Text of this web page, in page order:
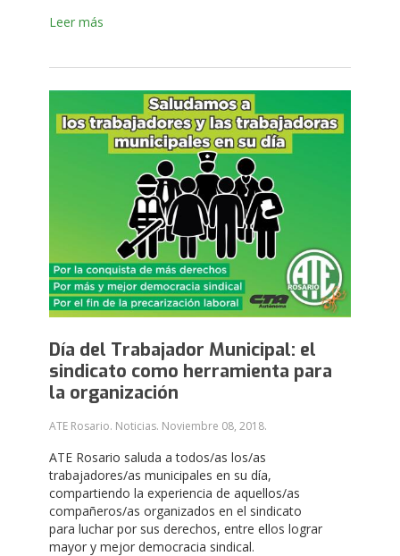
Leer más
Día del Trabajador Municipal: el
sindicato como herramienta para
la organización
ATE Rosario. Noticias. Noviembre 08, 2018.
ATE Rosario saluda a todos/as los/as
trabajadores/as municipales en su día,
compartiendo la experiencia de aquellos/as
compañeros/as organizados en el sindicato
para luchar por sus derechos, entre ellos lograr
mayor y mejor democracia sindical.